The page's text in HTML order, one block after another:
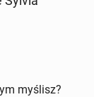
myślisz?